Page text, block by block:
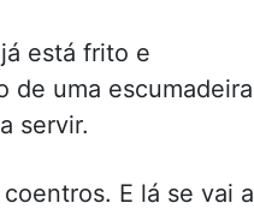
está frito e
de uma escumadeira
servir.
E lá se vai a